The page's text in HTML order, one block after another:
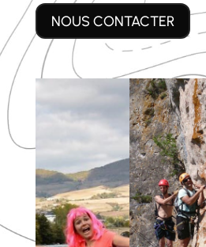
NOUS CONTACTER